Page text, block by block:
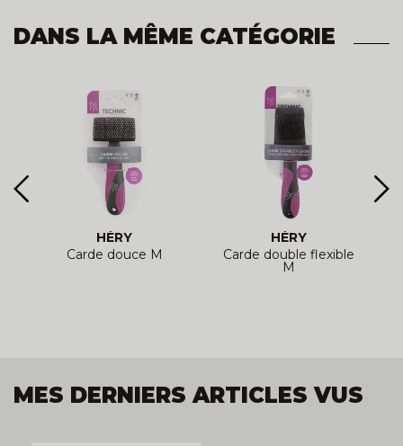
DANS LA MÊME CATÉGORIE
HÉRY
Carde douce M
HÉRY
Carde double flexible
M
MES DERNIERS ARTICLES VUS